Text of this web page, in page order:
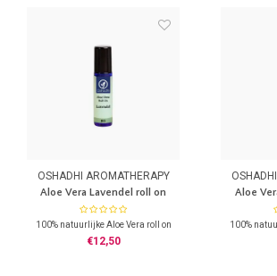
OSHADHI AROMATHERAPY
Aloe Vera Lavendel roll on
100% natuurlijke Aloe Vera roll on
€12,50
Aloe
100%